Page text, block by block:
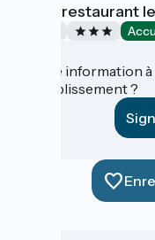
Hôtel-restaurant
Une information
établissement ?